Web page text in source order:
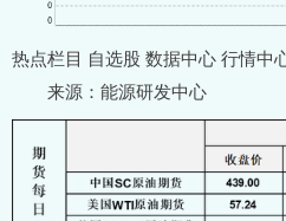
热点栏目 自选股 数据中心 行情中
来源：能源研发中心